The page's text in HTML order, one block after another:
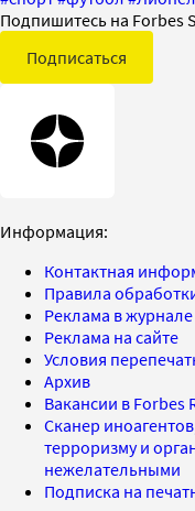
Подпишитесь на Forbes
Подписаться
Информация:
Контактная
Правила
Реклама в журнале
Реклама на сайте
Условия
Архив
Вакансии в Forbes
Сканер
терроризму и
нежелательными
Подписка на